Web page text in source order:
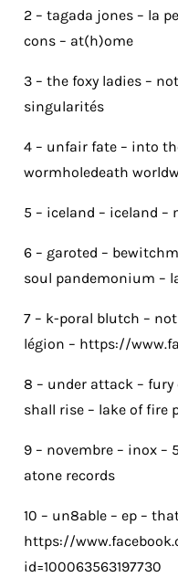
2 – tagada jones – la
cons – at(h)ome
3 – the foxy ladies –
singularités
4 – unfair fate – into
wormholedeath
5 – iceland – iceland –
6 – garoted –
soul pandemonium –
7 – k-poral blutch –
légion – https://
8 – under attack –
shall rise – lake of fire
9 – novembre – inox –
atone records
10 – un8able – ep –
https://
id=100063563197730